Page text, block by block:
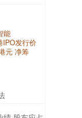
能
IPO发行价
元 净筹